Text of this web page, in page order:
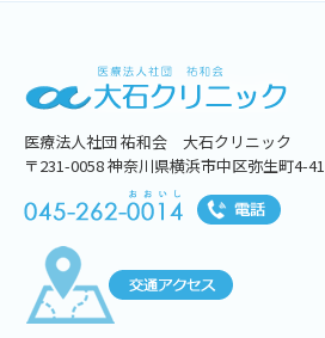
医療法人社団 祐和会 大石クリニック
〒231-0058 神奈川県横浜市中区弥生町4-41